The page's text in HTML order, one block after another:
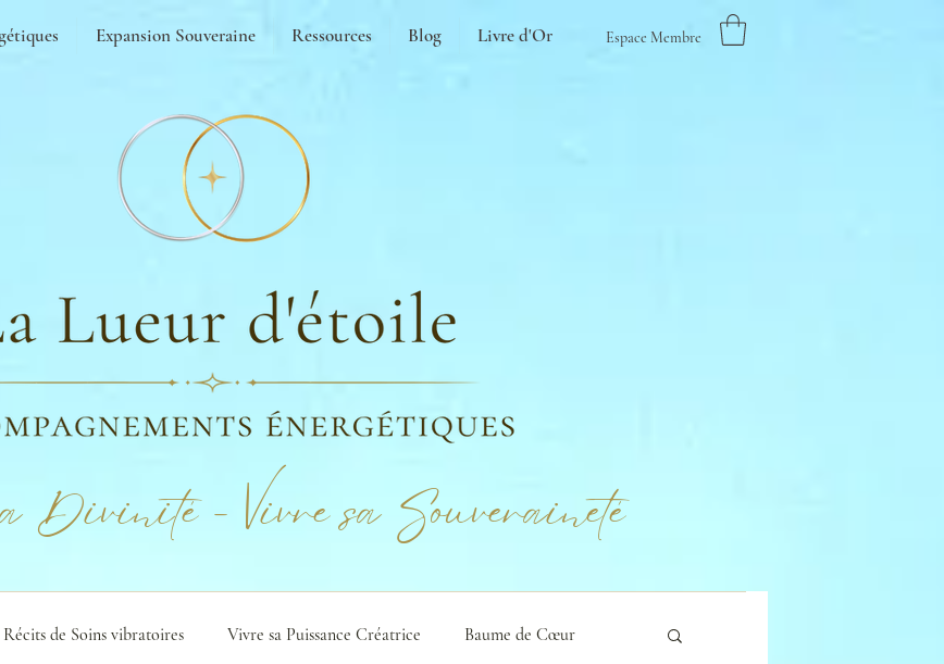
Expansion Souveraine Ressources Blog Livre d'Or Espace Membre
Divinité - Vivre sa Souveraineté
Récits de Soins vibratoires Vivre sa Puissance Créatrice Baume de Cœur